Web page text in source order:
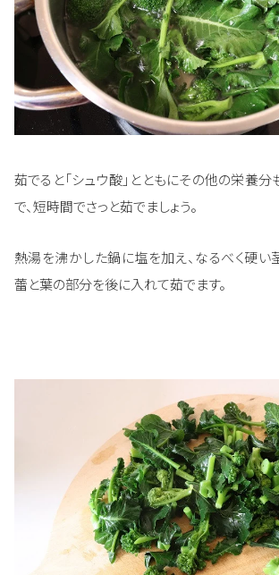
茹でると「シュウ酸」とともにその他の栄養
で、短時間でさっと茹でましょう。
熱湯を沸かした鍋に塩を加え、なるべく硬い
蕾と葉の部分を後に入れて茹でます。